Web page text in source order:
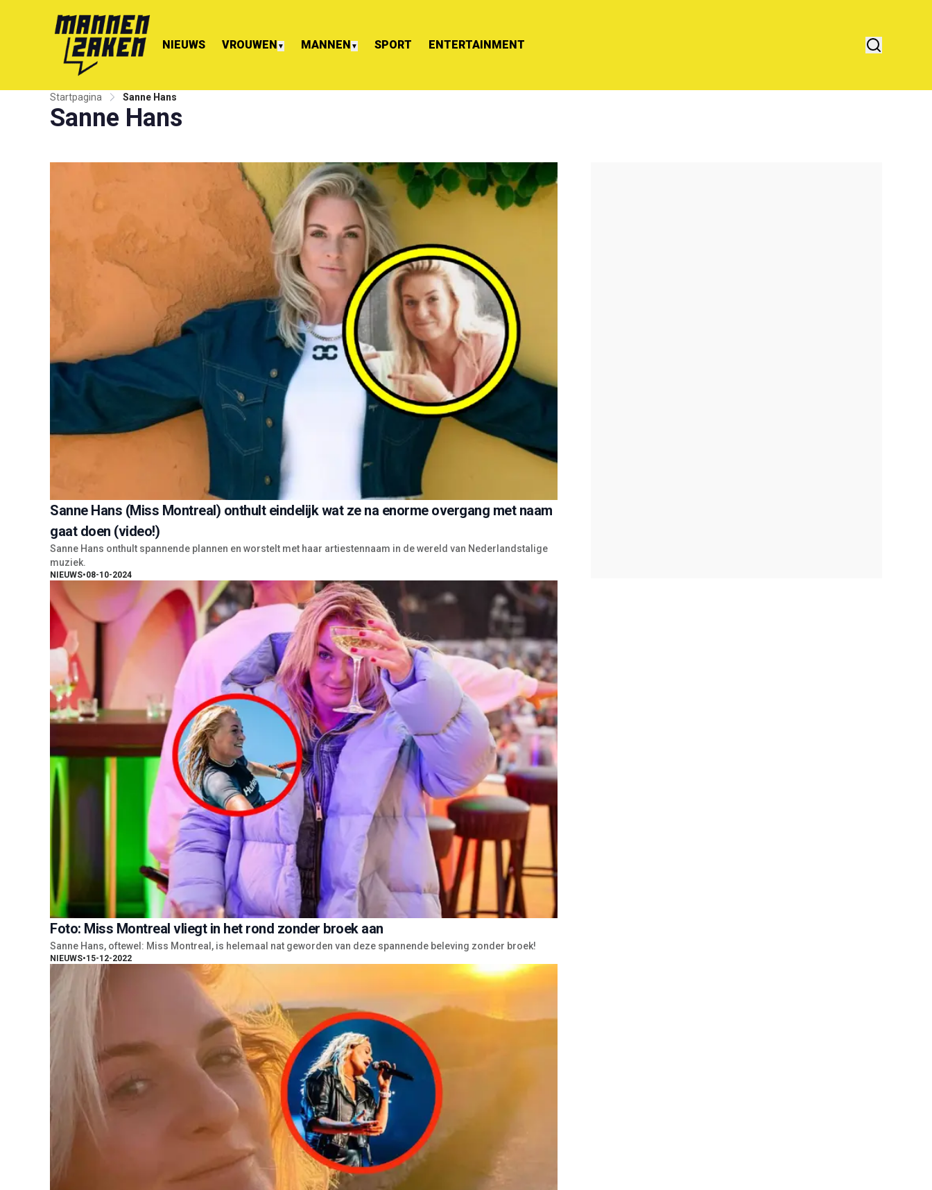
NIEUWS VROUWEN ▼ MANNEN ▼ SPORT ENTERTAINMENT
Startpagina Sanne Hans
Sanne Hans
Sanne Hans (Miss Montreal) onthult eindelijk wat ze na enorme overgang met naam
gaat doen (video!)
Sanne Hans onthult spannende plannen en worstelt met haar artiestennaam in de wereld van Nederlandstalige
muziek.
NIEUWS•08-10-2024
Foto: Miss Montreal vliegt in het rond zonder broek aan
Sanne Hans, oftewel: Miss Montreal, is helemaal nat geworden van deze spannende beleving zonder broek!
NIEUWS•15-12-2022